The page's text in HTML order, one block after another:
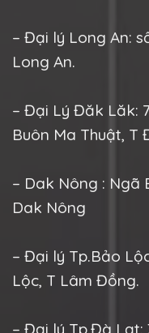
– Đại lý Long An:
Long An.
– Đại Lý Đăk Lăk:
Buôn Ma Thuật, T
– Dak Nông : Ngã
Dak Nông
– Đại lý Tp.Bảo
Lộc, T Lâm Đồng.
– Đại lý Tp.Đà Lạt: